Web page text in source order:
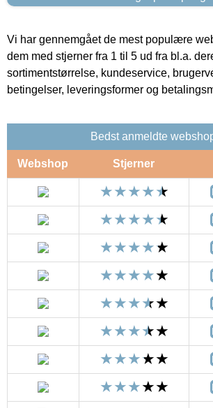
Vi har gennemgået de mest populære
dem med stjerner fra 1 til 5 ud fra bl.a.
sortimentstørrelse, kundeservice,
betingelser, leveringsformer og
Bedst anmeldte
Webshop Stjerner